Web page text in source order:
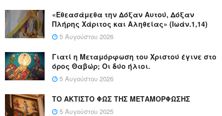
«Εθεασάμεθα την Δόξαν Αυτού, Δόξαν
Πλήρης Χάριτος και Αληθείας» (Ιωάν.1,14)
5 Αυγούστου 2026
Γιατί η Μεταμόρφωση του Χριστού έγινε στο
όρος Θαβώρ; Οι δύο ήλιοι.
5 Αυγούστου 2026
ΤΟ ΑΚΤΙΣΤΟ ΦΩΣ ΤΗΣ ΜΕΤΑΜΟΡΦΩΣΗΣ
5 Αυγούστου 2025